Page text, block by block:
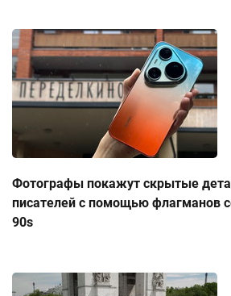
Фотографы покажут скрытые
писателей с помощью флагманов
90s